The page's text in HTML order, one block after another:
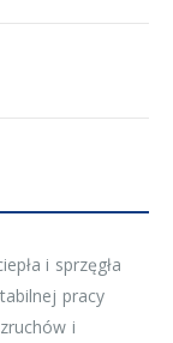
i sprzęgła
pracy
i